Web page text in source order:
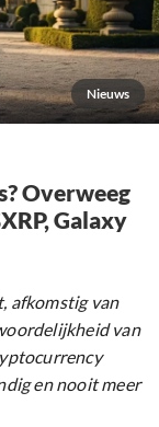
Nieuws
Overweeg
Galaxy
afkomstig van
van
en nooit meer